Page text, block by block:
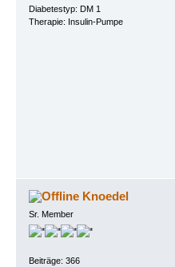
Diabetestyp: DM 1
Therapie: Insulin-Pumpe
Knoedel
Sr. Member
Beiträge: 366